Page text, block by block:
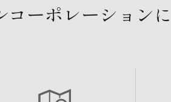
コーポレーション